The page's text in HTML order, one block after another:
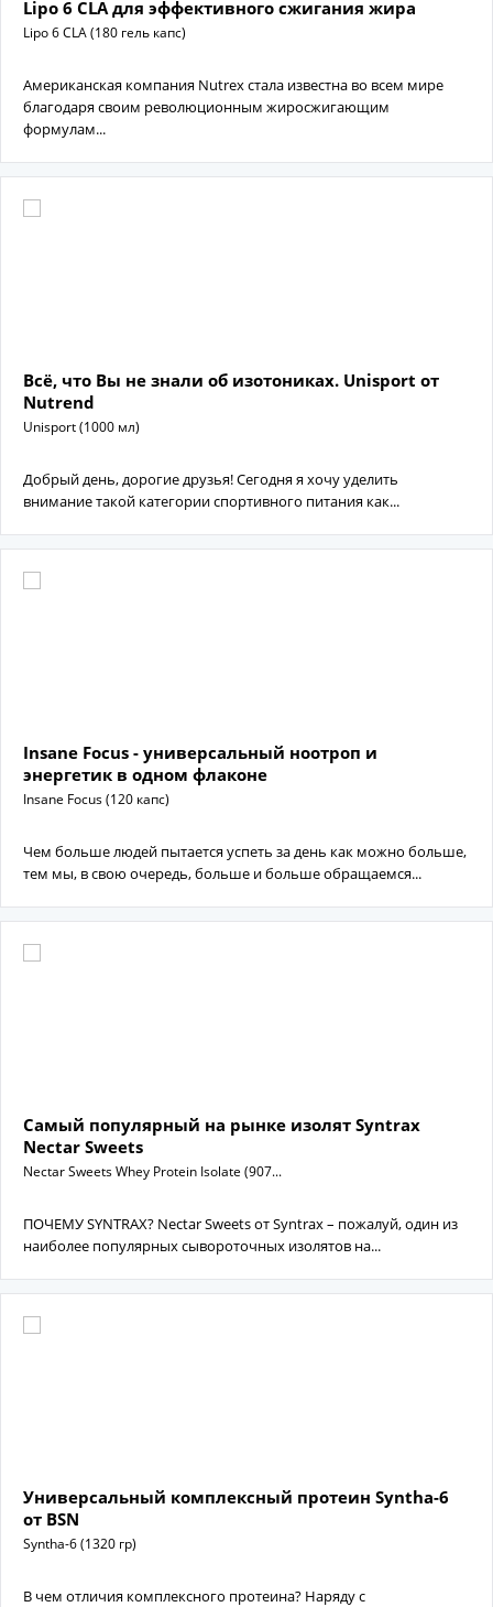
Lipo 6 CLA для эффективного сжигания жира
Lipo 6 CLA (180 гель капс)
Американская компания Nutrex стала известна во всем мире
благодаря своим революционным жиросжигающим
формулам...
Всё, что Вы не знали об изотониках. Unisport от
Nutrend
Unisport (1000 мл)
Добрый день, дорогие друзья! Сегодня я хочу уделить
внимание такой категории спортивного питания как...
Insane Focus - универсальный ноотроп и
энергетик в одном флаконе
Insane Focus (120 капс)
Чем больше людей пытается успеть за день как можно больше,
тем мы, в свою очередь, больше и больше обращаемся...
Самый популярный на рынке изолят Syntrax
Nectar Sweets
Nectar Sweets Whey Protein Isolate (907...
ПОЧЕМУ SYNTRAX? Nectar Sweets от Syntrax – пожалуй, один из
наиболее популярных сывороточных изолятов на...
Универсальный комплексный протеин Syntha-6
от BSN
Syntha-6 (1320 гр)
В чем отличия комплексного протеина? Наряду с